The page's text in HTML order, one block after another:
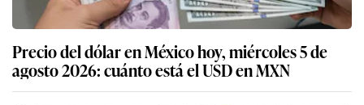
Precio del dólar en México hoy, miércoles 5 de
agosto 2026: cuánto está el USD en MXN